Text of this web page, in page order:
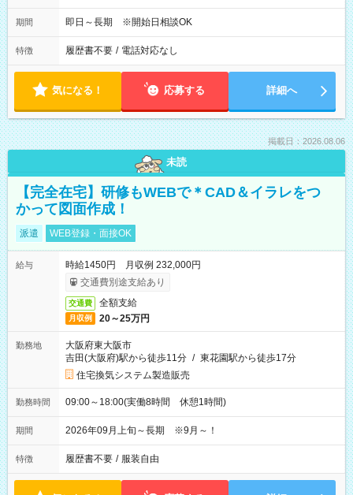
期間 即日～長期 ※開始日相談OK
特徴 履歴書不要 / 電話対応なし
気になる！ 応募する 詳細へ
掲載日：2026.08.06
未読
【完全在宅】研修もWEBで＊CAD＆イラレをつ
かって図面作成！
派遣 WEB登録・面接OK
給与
時給1450円 月収例 232,000円
交通費別途支給あり
交通費 全額支給
月収例 20～25万円
勤務地
大阪府東大阪市
吉田(大阪府)駅から徒歩11分 / 東花園駅から徒歩17分
住宅換気システム製造販売
勤務時間 09:00～18:00(実働8時間 休憩1時間)
期間 2026年09月上旬～長期 ※9月～！
特徴 履歴書不要 / 服装自由